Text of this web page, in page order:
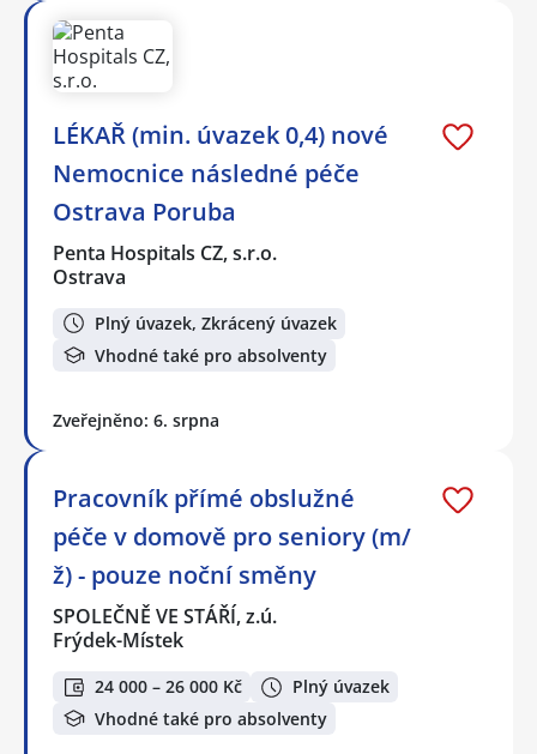
LÉKAŘ (min. úvazek 0,4) nové
Nemocnice následné péče
Ostrava Poruba
Penta Hospitals CZ, s.r.o.
Ostrava
Plný úvazek, Zkrácený úvazek
Vhodné také pro absolventy
Zveřejněno: 6. srpna
Pracovník přímé obslužné
péče v domově pro seniory (m/
ž) - pouze noční směny
SPOLEČNĚ VE STÁŘÍ, z.ú.
Frýdek-Místek
24 000 – 26 000 Kč
Plný úvazek
Vhodné také pro absolventy